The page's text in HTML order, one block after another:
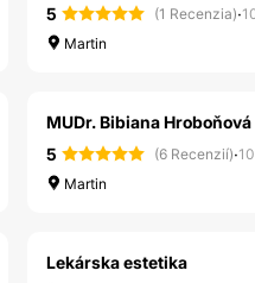
5
(1 Recenzia)·
Martin
MUDr. Bibiana Hroboňová
5
(6 Recenzií)·
Martin
Lekárska estetika